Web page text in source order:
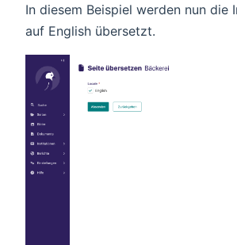
In diesem Beispiel werden nun die
auf English übersetzt.